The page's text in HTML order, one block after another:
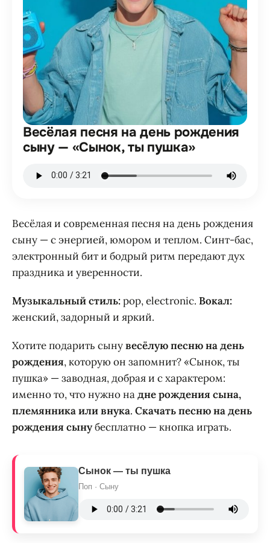
Весёлая песня на день рождения
сыну — «Сынок, ты пушка»
Весёлая и современная песня на день рождения
сыну — с энергией, юмором и теплом. Синт-бас,
электронный бит и бодрый ритм передают дух
праздника и уверенности.
Музыкальный стиль:pop, electronic. Вокал:
женский, задорный и яркий.
Хотите подарить сынувесёлую песню на день
рождения, которую он запомнит? «Сынок, ты
пушка» — заводная, добрая и с характером:
именно то, что нужно надне рождения сына,
племянника или внука. Скачать песню на день
рождения сынубесплатно — кнопка играть.
Сынок — ты пушка
Поп · Сыну